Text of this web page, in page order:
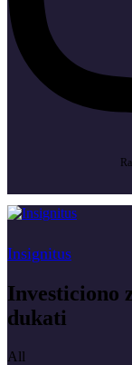
Insignitus
Investiciono
dukati
All